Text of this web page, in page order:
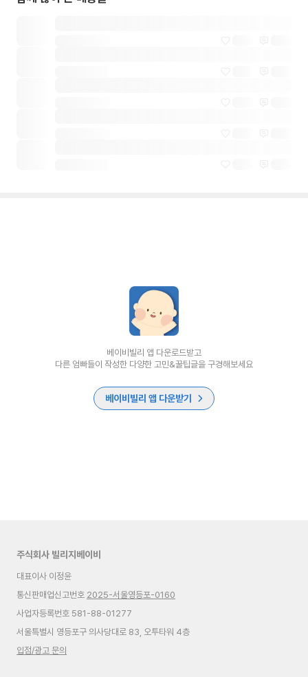
베이비빌리 앱 다운로드받고
다른 엄빠들이 작성한 다양한 고민&꿀팁글을 구경해보세요
베이비빌리 앱 다운받기
주식회사 빌리지베이비
대표이사 이정윤
통신판매업신고번호 2025-서울영등포-0160
사업자등록번호 581-88-01277
서울특별시 영등포구 의사당대로 83, 오투타워 4층
입점/광고 문의